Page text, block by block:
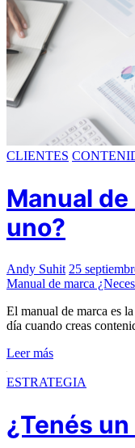
CLIENTES
Manual
uno?
Andy Suhit 25
Manual de marca
El manual de marca es
día cuando creas
Leer más
ESTRATEGIA
¿Tenés